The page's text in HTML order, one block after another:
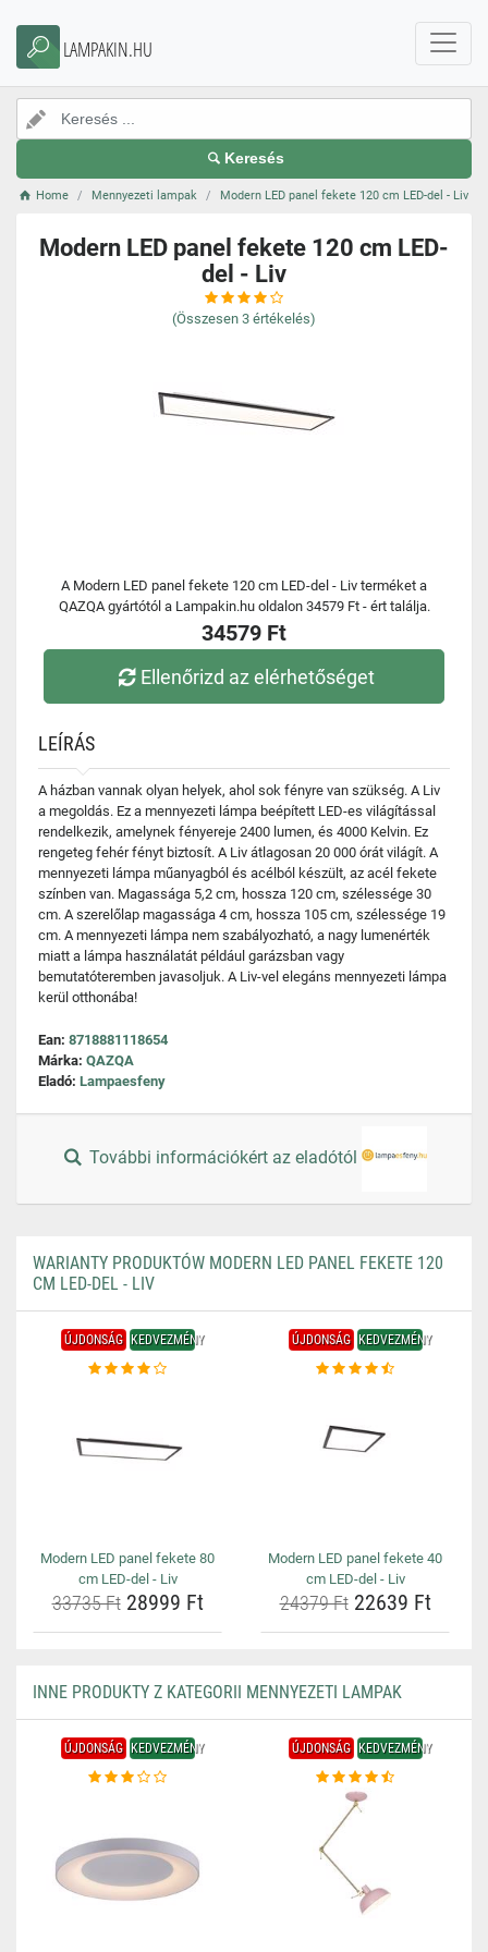
LAMPAKIN.HU
Keresés
Home Mennyezeti lampak Modern LED panel fekete 120 cm LED-del - Liv
Modern LED panel fekete 120 cm LED-
del - Liv
(Összesen 3 értékelés)
A Modern LED panel fekete 120 cm LED-del - Liv terméket a
QAZQA gyártótól a Lampakin.hu oldalon 34579 Ft - ért találja.
34579 Ft
Ellenőrizd az elérhetőséget
LEÍRÁS
A házban vannak olyan helyek, ahol sok fényre van szükség. A Liv
a megoldás. Ez a mennyezeti lámpa beépített LED-es világítással
rendelkezik, amelynek fényereje 2400 lumen, és 4000 Kelvin. Ez
rengeteg fehér fényt biztosít. A Liv átlagosan 20 000 órát világít. A
mennyezeti lámpa műanyagból és acélból készült, az acél fekete
színben van. Magassága 5,2 cm, hossza 120 cm, szélessége 30
cm. A szerelőlap magassága 4 cm, hossza 105 cm, szélessége 19
cm. A mennyezeti lámpa nem szabályozható, a nagy lumenérték
miatt a lámpa használatát például garázsban vagy
bemutatóteremben javasoljuk. A Liv-vel elegáns mennyezeti lámpa
kerül otthonába!
Ean: 8718881118654
Márka: QAZQA
Eladó: Lampaesfeny
További információkért az eladótól
WARIANTY PRODUKTÓW MODERN LED PANEL FEKETE 120
CM LED-DEL - LIV
ÚJDONSÁG KEDVEZMÉNY
Modern LED panel fekete 80
cm LED-del - Liv
33735 Ft28999 Ft
ÚJDONSÁG KEDVEZMÉNY
Modern LED panel fekete 40
cm LED-del - Liv
24379 Ft22639 Ft
INNE PRODUKTY Z KATEGORII MENNYEZETI LAMPAK
ÚJDONSÁG KEDVEZMÉNY ÚJDONSÁG KEDVEZMÉNY